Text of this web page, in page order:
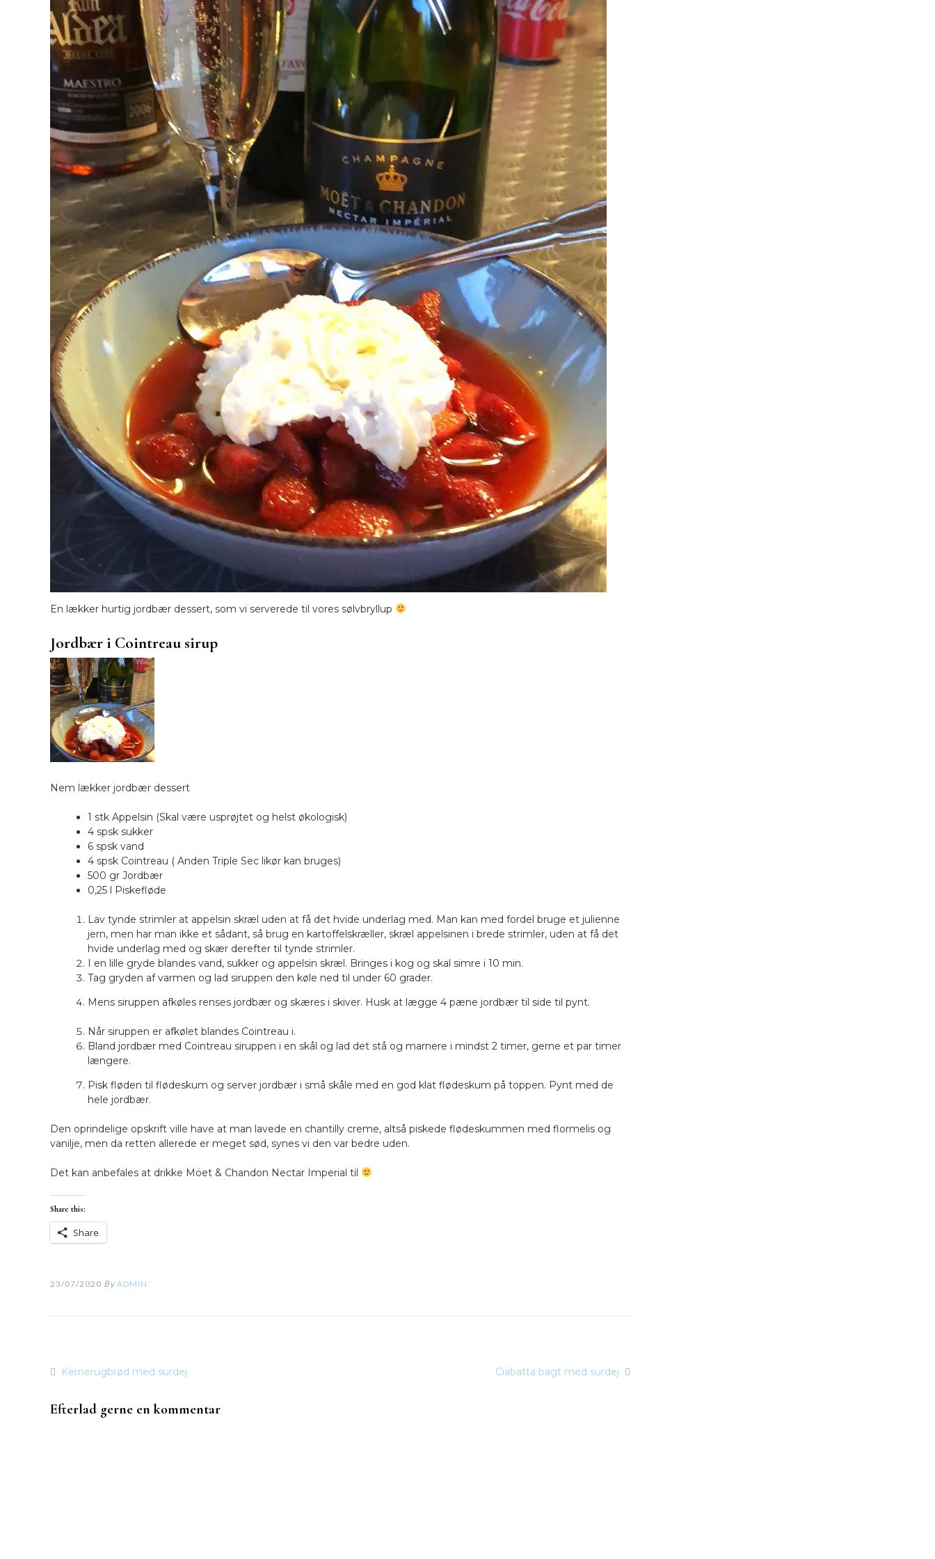
En lækker hurtig jordbær dessert, som vi serverede til vores sølvbryllup
Jordbær i Cointreau sirup
Nem lækker jordbær dessert
1 stk Appelsin (Skal være usprøjtet og helst økologisk)
4 spsk sukker
6 spsk vand
4 spsk Cointreau ( Anden Triple Sec likør kan bruges)
500 gr Jordbær
0,25 l Piskefløde
Lav tynde strimler at appelsin skræl uden at få det hvide underlag med. Man kan med fordel bruge et julienne
jern, men har man ikke et sådant, så brug en kartoffelskræller, skræl appelsinen i brede strimler, uden at få det
hvide underlag med og skær derefter til tynde strimler.
I en lille gryde blandes vand, sukker og appelsin skræl. Bringes i kog og skal simre i 10 min.
Tag gryden af varmen og lad siruppen den køle ned til under 60 grader.
Mens siruppen afkøles renses jordbær og skæres i skiver. Husk at lægge 4 pæne jordbær til side til pynt.
Når siruppen er afkølet blandes Cointreau i.
Bland jordbær med Cointreau siruppen i en skål og lad det stå og marnere i mindst 2 timer, gerne et par timer
længere.
Pisk fløden til flødeskum og server jordbær i små skåle med en god klat flødeskum på toppen. Pynt med de
hele jordbær.
Den oprindelige opskrift ville have at man lavede en chantilly creme, altså piskede flødeskummen med flormelis og
vanilje, men da retten allerede er meget sød, synes vi den var bedre uden.
Det kan anbefales at drikke Möet & Chandon Nectar Imperial til
Share this:
Share
23/07/2020 By ADMIN
Indlægsnavigation
Kernerugbrød med surdej Ciabatta bagt med surdej
Efterlad gerne en kommentar